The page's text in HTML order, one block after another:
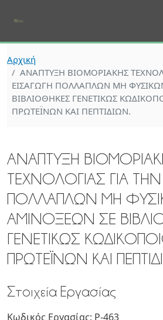
Αρχική
ΑΝΑΠΤΥΞΗ ΒΙΟΜΟΡΙΑΚΗΣ
ΕΙΣΑΓΩΓΗ ΠΟΛΛΑΠΛΩΝ ΜΗ
ΒΙΒΛΙΟΘΗΚΕΣ ΓΕΝΕΤΙΚΩΣ
ΠΡΩΤΕΪΝΩΝ ΚΑΙ ΠΕΠΤΙΔΙΩΝ.
ΑΝΑΠΤΥΞΗ
ΤΕΧΝΟΛΟΓΙΑΣ ΓΙΑ ΤΗΝ
ΠΟΛΛΑΠΛΩΝ ΜΗ
ΑΜΙΝΟΞΕΩΝ ΣΕ
ΓΕΝΕΤΙΚΩΣ
ΠΡΩΤΕΪΝΩΝ ΚΑΙ
Στοιχεία Εργασίας
Κωδικός Εργασίας: P-463